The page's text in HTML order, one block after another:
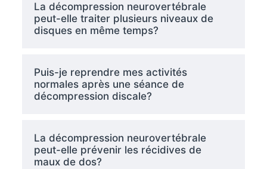
La décompression neurovertébrale
peut-elle traiter plusieurs niveaux de
disques en même temps?
Puis-je reprendre mes activités
normales après une séance de
décompression discale?
La décompression neurovertébrale
peut-elle prévenir les récidives de
maux de dos?